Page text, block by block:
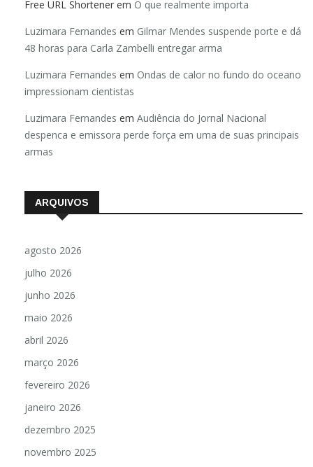
Free URL Shortener em O que realmente importa
Luzimara Fernandes em Gilmar Mendes suspende porte e dá
48 horas para Carla Zambelli entregar arma
Luzimara Fernandes em Ondas de calor no fundo do oceano
impressionam cientistas
Luzimara Fernandes em Audiência do Jornal Nacional
despenca e emissora perde força em uma de suas principais
armas
ARQUIVOS
agosto 2026
julho 2026
junho 2026
maio 2026
abril 2026
março 2026
fevereiro 2026
janeiro 2026
dezembro 2025
novembro 2025